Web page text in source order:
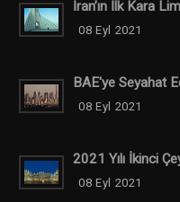
İran’ın İlk Kara
08 Eyl 2021
BAE'ye Seyahat
08 Eyl 2021
2021 Yılı İkinci
08 Eyl 2021